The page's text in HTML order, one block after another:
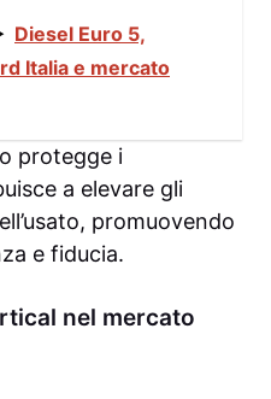
Diesel Euro 5,
Italia e mercato
protegge i
a elevare gli
promuovendo
e fiducia.
nel mercato